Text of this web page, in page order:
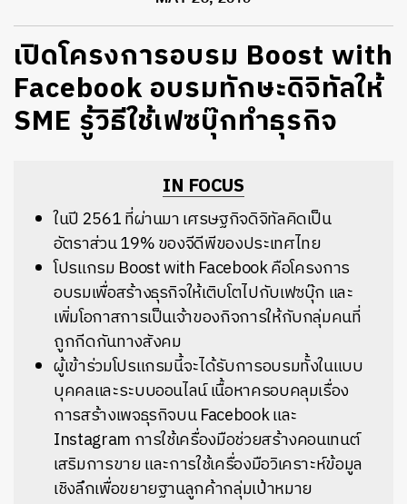
MAY 25, 2019
เปิดโครงการอบรม Boost with
Facebook อบรมทักษะดิจิทัลให้
SME รู้วิธีใช้เฟซบุ๊กทำธุรกิจ
IN FOCUS
ในปี 2561 ที่ผ่านมา เศรษฐกิจดิจิทัลคิดเป็น
อัตราส่วน 19% ของจีดีพีของประเทศไทย
โปรแกรม Boost with Facebook คือโครงการ
อบรมเพื่อสร้างธุรกิจให้เติบโตไปกับเฟซบุ๊ก และ
เพิ่มโอกาสการเป็นเจ้าของกิจการให้กับกลุ่มคนที่
ถูกกีดกันทางสังคม
ผู้เข้าร่วมโปรแกรมนี้จะได้รับการอบรมทั้งในแบบ
บุคคลและระบบออนไลน์ เนื้อหาครอบคลุมเรื่อง
การสร้างเพจธุรกิจบน Facebook และ
Instagram การใช้เครื่องมือช่วยสร้างคอนเทนต์
เสริมการขาย และการใช้เครื่องมือวิเคราะห์ข้อมูล
เชิงลึกเพื่อขยายฐานลูกค้ากลุ่มเป้าหมาย